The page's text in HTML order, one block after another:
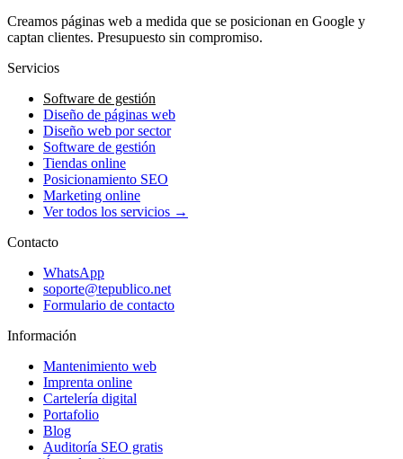
Creamos páginas web a medida que se posicionan en Google y
captan clientes. Presupuesto sin compromiso.
Servicios
Software de gestión
Diseño de páginas web
Diseño web por sector
Software de gestión
Tiendas online
Posicionamiento SEO
Marketing online
Ver todos los servicios →
Contacto
WhatsApp
soporte@tepublico.net
Formulario de contacto
Información
Mantenimiento web
Imprenta online
Cartelería digital
Portafolio
Blog
Auditoría SEO gratis